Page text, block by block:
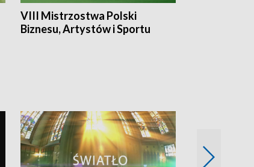
VIII Mistrzostwa Polski
Biznesu, Artystów i Sportu